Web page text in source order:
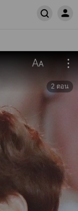
2 ตอน